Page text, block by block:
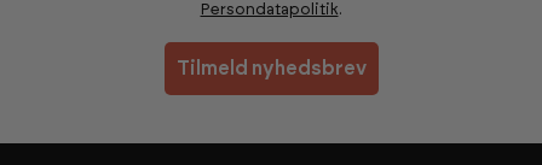
Persondatapolitik.
Tilmeld nyhedsbrev